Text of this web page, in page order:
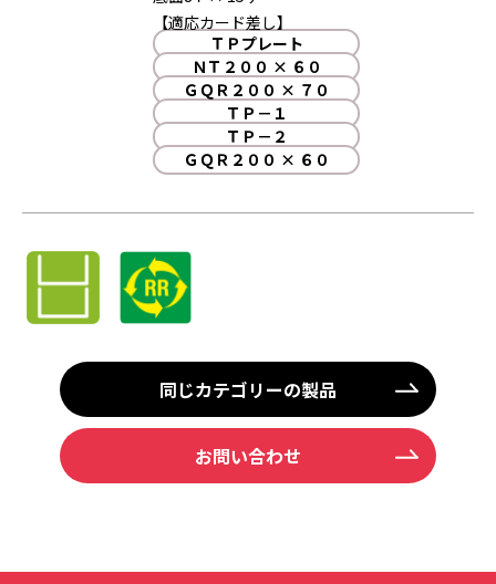
【適応カード差し】
ＴＰプレート
ＮＴ２００ × ６０
ＧＱＲ２００ × ７０
ＴＰ－１
ＴＰ－２
ＧＱＲ２００ × ６０
同じカテゴリーの製品
お問い合わせ